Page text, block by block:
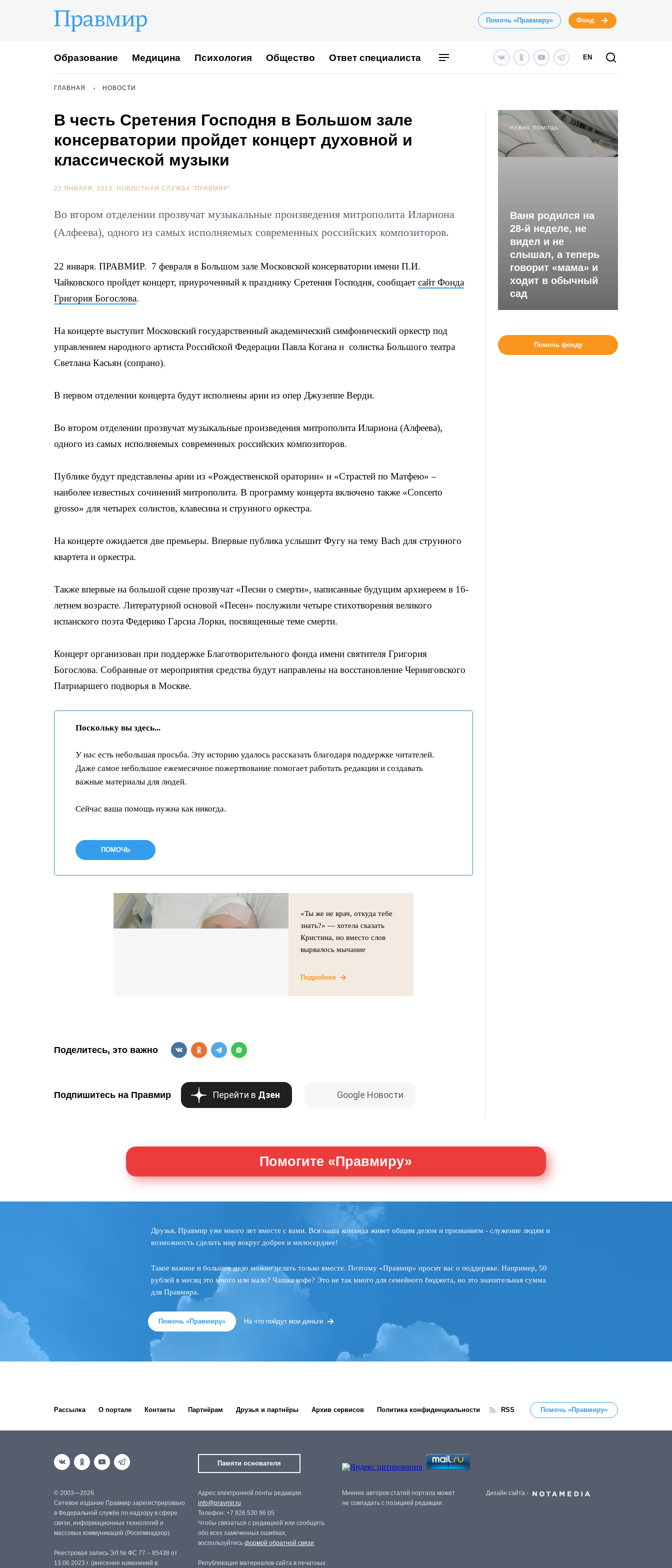
Помочь «Правмиру» Фонд
Образование Медицина Психология Общество Ответ специалиста EN
ГЛАВНАЯ НОВОСТИ
В честь Сретения Господня в Большом зале
консерватории пройдет концерт духовной и
классической музыки
22 ЯНВАРЯ, 2013. НОВОСТНАЯ СЛУЖБА "ПРАВМИР"
Во втором отделении прозвучат музыкальные произведения митрополита Илариона
(Алфеева), одного из самых исполняемых современных российских композиторов.
22 января. ПРАВМИР. 7 февраля в Большом зале Московской консерватории имени П.И.
Чайковского пройдет концерт, приуроченный к празднику Сретения Господня, сообщает сайт Фонда
Григория Богослова.
На концерте выступит Московский государственный академический симфонический оркестр под
управлением народного артиста Российской Федерации Павла Когана и солистка Большого театра
Светлана Касьян (сопрано).
В первом отделении концерта будут исполнены арии из опер Джузеппе Верди.
Во втором отделении прозвучат музыкальные произведения митрополита Илариона (Алфеева),
одного из самых исполняемых современных российских композиторов.
Публике будут представлены арии из «Рождественской оратории» и «Страстей по Матфею» –
наиболее известных сочинений митрополита. В программу концерта включено также «Concerto
grosso» для четырех солистов, клавесина и струнного оркестра.
На концерте ожидается две премьеры. Впервые публика услышит Фугу на тему Bach для струнного
квартета и оркестра.
Также впервые на большой сцене прозвучат «Песни о смерти», написанные будущим архиереем в 16-
летнем возрасте. Литературной основой «Песен» послужили четыре стихотворения великого
испанского поэта Федерико Гарсиа Лорки, посвященные теме смерти.
Концерт организован при поддержке Благотворительного фонда имени святителя Григория
Богослова. Собранные от мероприятия средства будут направлены на восстановление Черниговского
Патриаршего подворья в Москве.
Поскольку вы здесь...
У нас есть небольшая просьба. Эту историю удалось рассказать благодаря поддержке читателей.
Даже самое небольшое ежемесячное пожертвование помогает работать редакции и создавать
важные материалы для людей.
Сейчас ваша помощь нужна как никогда.
ПОМОЧЬ
«Ты же не врач, откуда тебе
знать?» — хотела сказать
Кристина, но вместо слов
вырвалось мычание
Подробнее
Поделитесь, это важно
Подпишитесь на Правмир Перейти в Дзен Google Новости
НУЖНА ПОМОЩЬ
Ваня родился на
28-й неделе, не
видел и не
слышал, а теперь
говорит «мама» и
ходит в обычный
сад
Помочь фонду
Помогите «Правмиру»
Друзья, Правмир уже много лет вместе с вами. Вся наша команда живет общим делом и призванием - служение людям и
возможность сделать мир вокруг добрее и милосерднее!
Такое важное и большое дело можно делать только вместе. Поэтому «Правмир» просит вас о поддержке. Например, 50
рублей в месяц это много или мало? Чашка кофе? Это не так много для семейного бюджета, но это значительная сумма
для Правмира.
Помочь «Правмиру» На что пойдут мои деньги
Рассылка О портале Контакты Партнёрам Друзья и партнёры Архив сервисов Политика конфиденциальности RSS Помочь «Правмиру»
Памяти основателя
© 2003—2026.
Сетевое издание Правмир зарегистрировано
в Федеральной службе по надзору в сфере
связи, информационных технологий и
массовых коммуникаций (Роскомнадзор).
Реестровая запись ЭЛ № ФС 77 – 85438 от
13.06.2023 г. (внесение изменений в
Адрес электронной почты редакции:
info@pravmir.ru
Телефон: +7 926 530 96 05
Чтобы связаться с редакцией или сообщить
обо всех замеченных ошибках,
воспользуйтесь формой обратной связи.
Републикация материалов сайта в печатных
Мнение авторов статей портала может
не совпадать с позицией редакции.
Дизайн сайта -